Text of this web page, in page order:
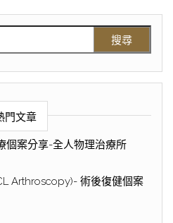
門文章
個案分享-全人物理治療所
Arthroscopy)- 術後復健個案